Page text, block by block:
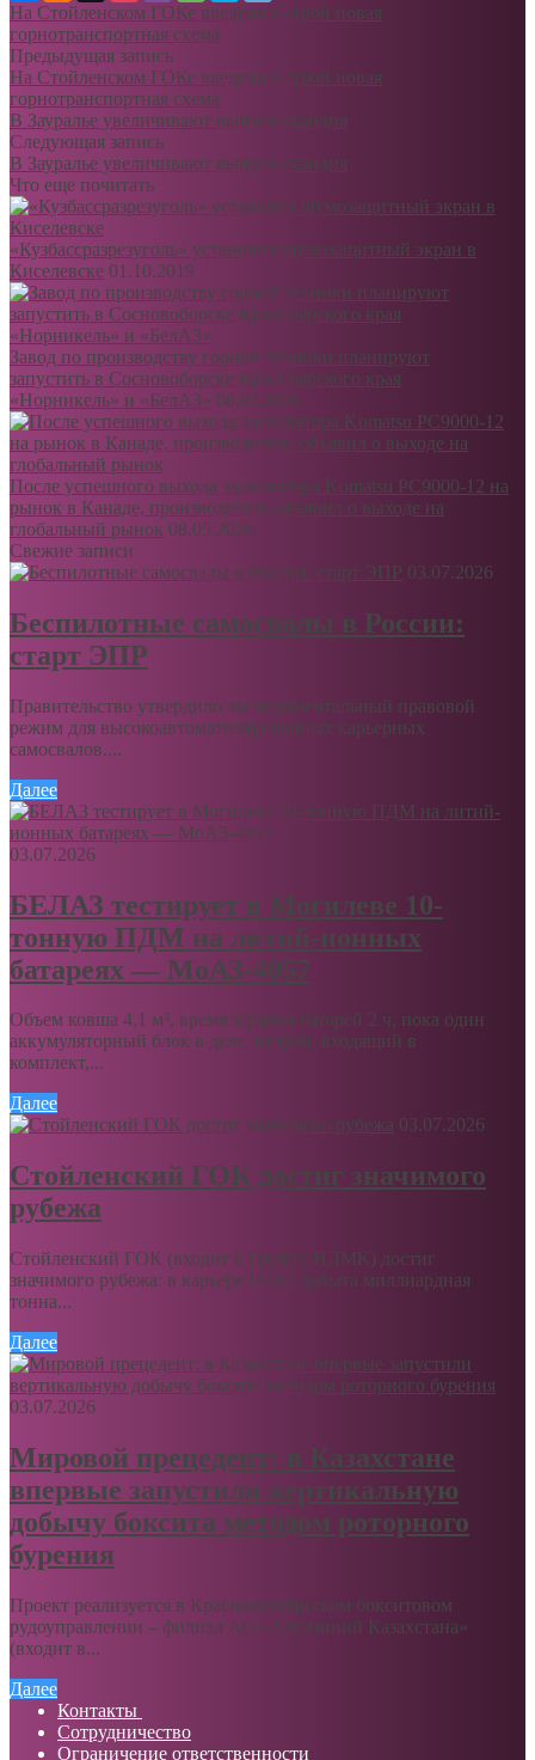
На Стойленском ГОКе введена в строй новая
горнотранспортная схема
Предыдущая запись
На Стойленском ГОКе введена в строй новая
горнотранспортная схема
В Зауралье увеличивают выпуск скандия
Следующая запись
В Зауралье увеличивают выпуск скандия
Что еще почитать
«Кузбассразрезуголь» установил шумозащитный экран в
Киселевске 01.10.2019
Завод по производству горной техники планируют
запустить в Сосновоборске Красноярского края
«Норникель» и «БелАЗ» 08.05.2026
После успешного выхода экскаватора Komatsu PC9000-12 на
рынок в Канаде, производитель объявил о выходе на
глобальный рынок 08.05.2026
Свежие записи
03.07.2026
Беспилотные самосвалы в России:
старт ЭПР
Правительство утвердило экспериментальный правовой
режим для высокоавтоматизированных карьерных
самосвалов....
Далее
03.07.2026
БЕЛАЗ тестирует в Могилеве 10-
тонную ПДМ на литий-ионных
батареях — МоАЗ-4057
Объем ковша 4,1 м³, время зарядки батарей 2 ч, пока один
аккумуляторный блок в деле, второй, входящий в
комплект,...
Далее
03.07.2026
Стойленский ГОК достиг значимого
рубежа
Стойленский ГОК (входит в Группу НЛМК) достиг
значимого рубежа: в карьере ГОКа добыта миллиардная
тонна...
Далее
03.07.2026
Мировой прецедент: в Казахстане
впервые запустили вертикальную
добычу боксита методом роторного
бурения
Проект реализуется в Краснооктябрьском бокситовом
рудоуправлении – филиал АО «Алюминий Казахстана»
(входит в...
Далее
Контакты
Сотрудничество
Ограничение ответственности